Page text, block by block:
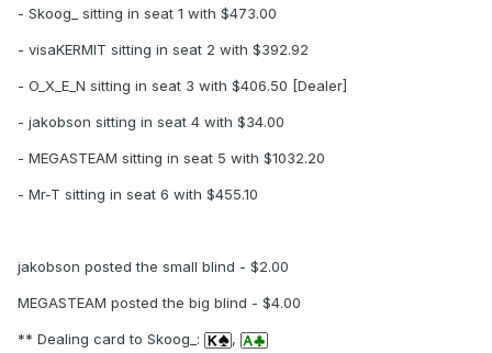
- Skoog_ sitting in seat 1 with $473.00
- visaKERMIT sitting in seat 2 with $392.92
- O_X_E_N sitting in seat 3 with $406.50 [Dealer]
- jakobson sitting in seat 4 with $34.00
- MEGASTEAM sitting in seat 5 with $1032.20
- Mr-T sitting in seat 6 with $455.10
jakobson posted the small blind - $2.00
MEGASTEAM posted the big blind - $4.00
** Dealing card to Skoog_: ,